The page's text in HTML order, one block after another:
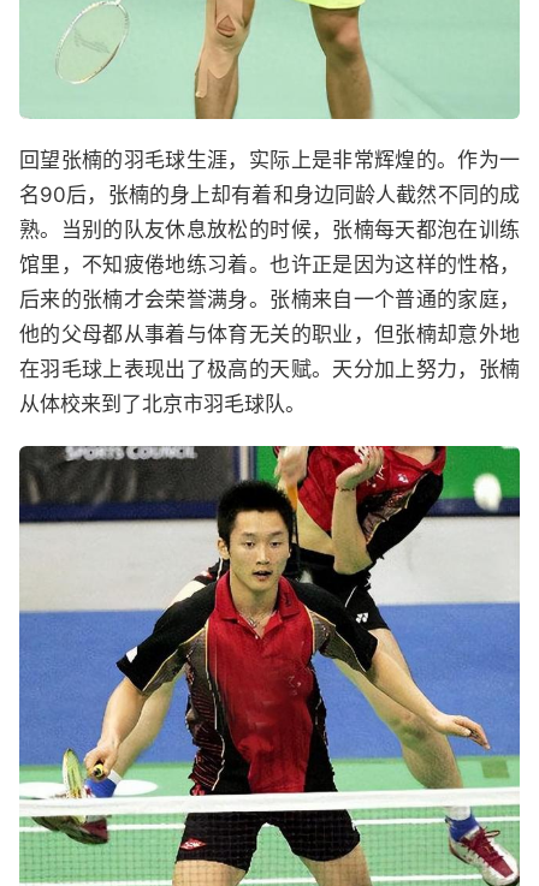
回望张楠的羽毛球生涯，实际上是非常辉煌的。作为一
名90后，张楠的身上却有着和身边同龄人截然不同的成
熟。当别的队友休息放松的时候，张楠每天都泡在训练
馆里，不知疲倦地练习着。也许正是因为这样的性格，
后来的张楠才会荣誉满身。张楠来自一个普通的家庭，
他的父母都从事着与体育无关的职业，但张楠却意外地
在羽毛球上表现出了极高的天赋。天分加上努力，张楠
从体校来到了北京市羽毛球队。